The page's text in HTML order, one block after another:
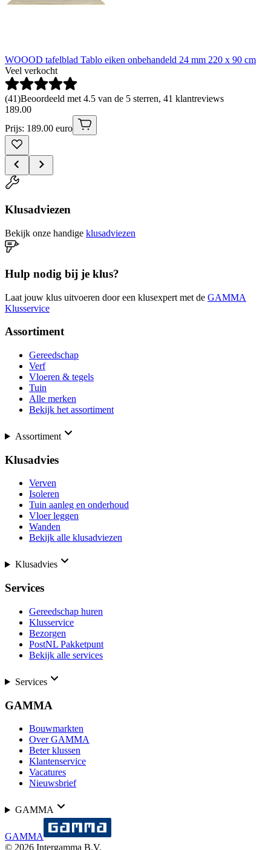
WOOOD tafelblad Tablo eiken onbehandeld 24 mm 220 x 90 cm
Veel verkocht
(41)Beoordeeld met 4.5 van de 5 sterren, 41 klantreviews
189.00
Prijs: 189.00 euro
Klusadviezen
Bekijk onze handige klusadviezen
Hulp nodig bij je klus?
Laat jouw klus uitvoeren door een klusexpert met de GAMMA
Klusservice
Assortiment
Gereedschap
Verf
Vloeren & tegels
Tuin
Alle merken
Bekijk het assortiment
Assortiment
Klusadvies
Verven
Isoleren
Tuin aanleg en onderhoud
Vloer leggen
Wanden
Bekijk alle klusadviezen
Klusadvies
Services
Gereedschap huren
Klusservice
Bezorgen
PostNL Pakketpunt
Bekijk alle services
Services
GAMMA
Bouwmarkten
Over GAMMA
Beter klussen
Klantenservice
Vacatures
Nieuwsbrief
GAMMA
GAMMA
© 2026 Intergamma B.V.